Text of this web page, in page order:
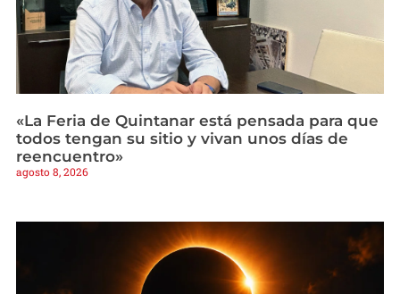
«La Feria de Quintanar está pensada para que
todos tengan su sitio y vivan unos días de
reencuentro»
agosto 8, 2026